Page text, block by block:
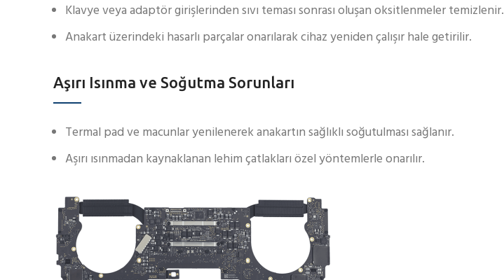
Klavye veya adaptör girişlerinden sıvı teması sonrası oluşan oksitlenmeler temizlenir.
Anakart üzerindeki hasarlı parçalar onarılarak cihaz yeniden çalışır hale getirilir.
Aşırı Isınma ve Soğutma Sorunları
Termal pad ve macunlar yenilenerek anakartın sağlıklı soğutulması sağlanır.
Aşırı ısınmadan kaynaklanan lehim çatlakları özel yöntemlerle onarılır.